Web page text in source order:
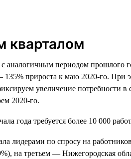
кварталом
аналогичным периодом прошлого
прироста к маю 2020-го. При
увеличение потребности
2020-го.
лидерами по спросу на
на третьем — Нижегородская